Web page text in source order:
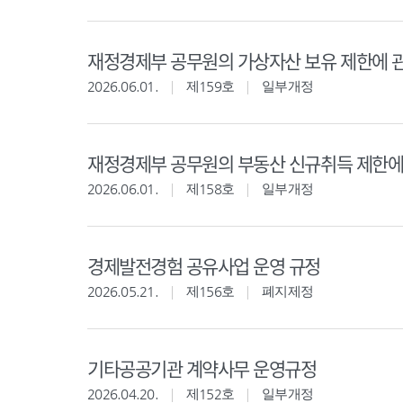
재정경제부 공무원의 가상자산 보유 제한에
2026.06.01. 제159호 일부개정
재정경제부 공무원의 부동산 신규취득 제한
2026.06.01. 제158호 일부개정
경제발전경험 공유사업 운영 규정
2026.05.21. 제156호 폐지제정
기타공공기관 계약사무 운영규정
2026.04.20. 제152호 일부개정